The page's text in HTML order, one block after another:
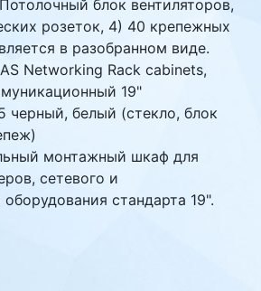
блок вентиляторов,
розеток, 4) 40 крепежных
в разобранном виде.
Networking Rack cabinets,
19"
черный, белый (стекло, блок
монтажный шкаф для
сетевого и
стандарта 19".